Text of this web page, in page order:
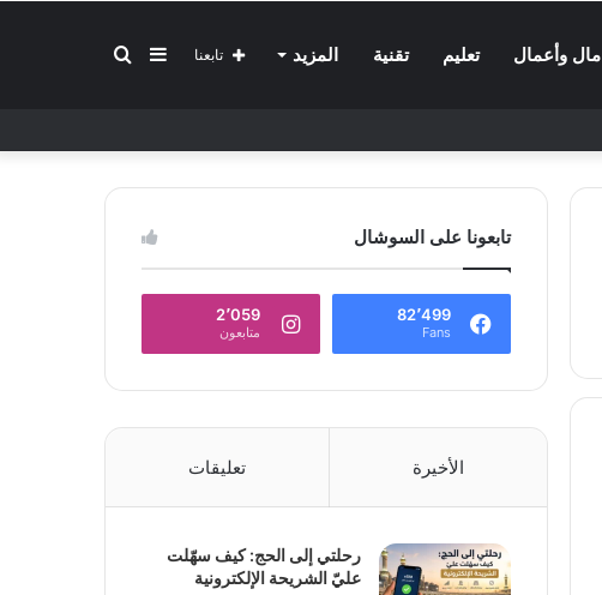
مال وأعمال تعليم تقنية المزيد بحثإضافة
جانبي
تابعنا
تابعونا على السوشال
82٬499
Fans
2٬059
متابعون
الأخيرة تعليقات
رحلتي إلى الحج: كيف سهّلت
عليّ الشريحة الإلكترونية